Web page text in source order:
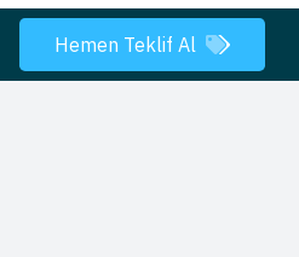
Hemen Teklif Al